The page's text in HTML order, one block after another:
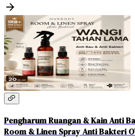
Pengharum Ruangan & Kain Anti
Room & Linen Spray Anti Bakteri